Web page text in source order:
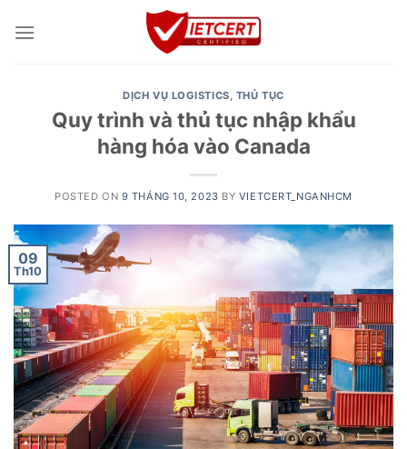
DỊCH VỤ LOGISTICS, THỦ TỤC
Quy trình và thủ tục nhập khẩu
hàng hóa vào Canada
POSTED ON 9 THÁNG 10, 2023 BY VIETCERT_NGANHCM
09
Th10